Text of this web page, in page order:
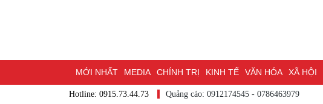
MỚI NHẤT MEDIA CHÍNH TRỊ KINH TẾ VĂN HÓA XÃ HỘI
DU LỊCH - ẨM THỰC CHUYỂN ĐỔI SỐ THỂ THAO ĐỒNG NAI &
Hotline: 0915.73.44.73 Quảng cáo: 0912174545 - 0786463979